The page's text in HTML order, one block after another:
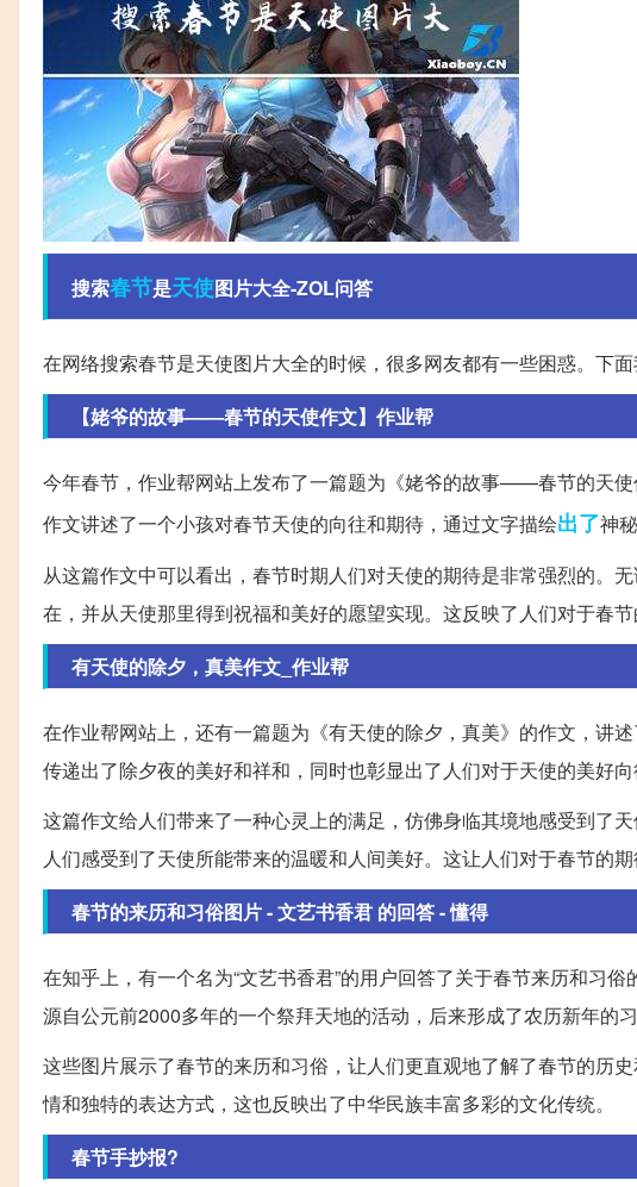
搜索春节是天使图片大全-ZOL问答
在网络搜索春节是天使图片大全的时候，很多网友都有一些困惑。下
【姥爷的故事——春节的天使作文】作业帮
今年春节，作业帮网站上发布了一篇题为《姥爷的故事——春节的天
作文讲述了一个小孩对春节天使的向往和期待，通过文字描绘出了神
从这篇作文中可以看出，春节时期人们对天使的期待是非常强烈的。
在，并从天使那里得到祝福和美好的愿望实现。这反映了人们对于春节
有天使的除夕，真美作文_作业帮
在作业帮网站上，还有一篇题为《有天使的除夕，真美》的作文，讲
传递出了除夕夜的美好和祥和，同时也彰显出了人们对于天使的美好向
这篇作文给人们带来了一种心灵上的满足，仿佛身临其境地感受到了
人们感受到了天使所能带来的温暖和人间美好。这让人们对于春节的期
春节的来历和习俗图片 - 文艺书香君 的回答 - 懂得
在知乎上，有一个名为“文艺书香君”的用户回答了关于春节来历和习
源自公元前2000多年的一个祭拜天地的活动，后来形成了农历新年的习
这些图片展示了春节的来历和习俗，让人们更直观地了解了春节的历
情和独特的表达方式，这也反映出了中华民族丰富多彩的文化传统。
春节手抄报?